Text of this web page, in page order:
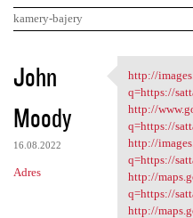
kamery-bajery
K
o
m
e
n
John
Moody
16.08.2022
Adres
http://
http://
q=https://
http://
q=https://
http://
q=https://
http://
q=https://
http://